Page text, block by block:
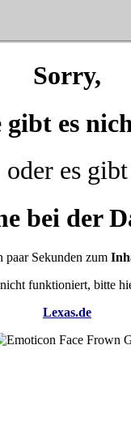
Sorry,
gibt es
oder es gibt
bei der
paar Sekunden zum
funktioniert, bitte
Lexas.de